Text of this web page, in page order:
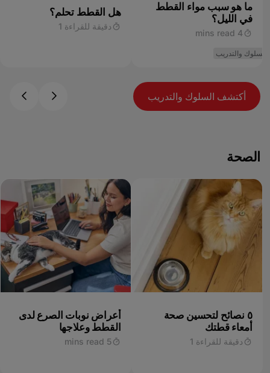
ما هو سبب مواء القطط
في الليل؟
4 mins read
السلوك والتدريب
هل القطط تحلم؟
دقيقة للقراءة 1
أكتشف السلوك والتدريب
الصحة
٥ نصائح لتحسين صحة
أمعاء قطتك
دقيقة للقراءة 1
أعراض نوبات الصرع لدى
القطط وعلاجها
5 mins read